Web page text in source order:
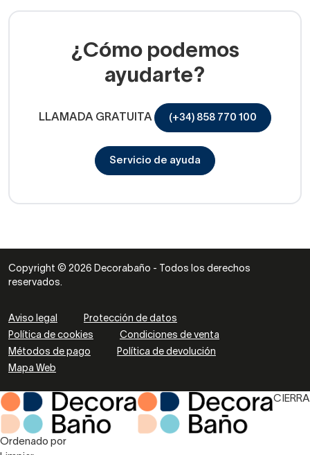
¿Cómo podemos
ayudarte?
LLAMADA GRATUITA (+34) 858 770 100
Servicio de ayuda
Copyright © 2026 Decorabaño - Todos los derechos
reservados.
Aviso legal
Protección de datos
Política de cookies
Condiciones de venta
Métodos de pago
Política de devolución
Mapa Web
CIERRA
Ordenado por